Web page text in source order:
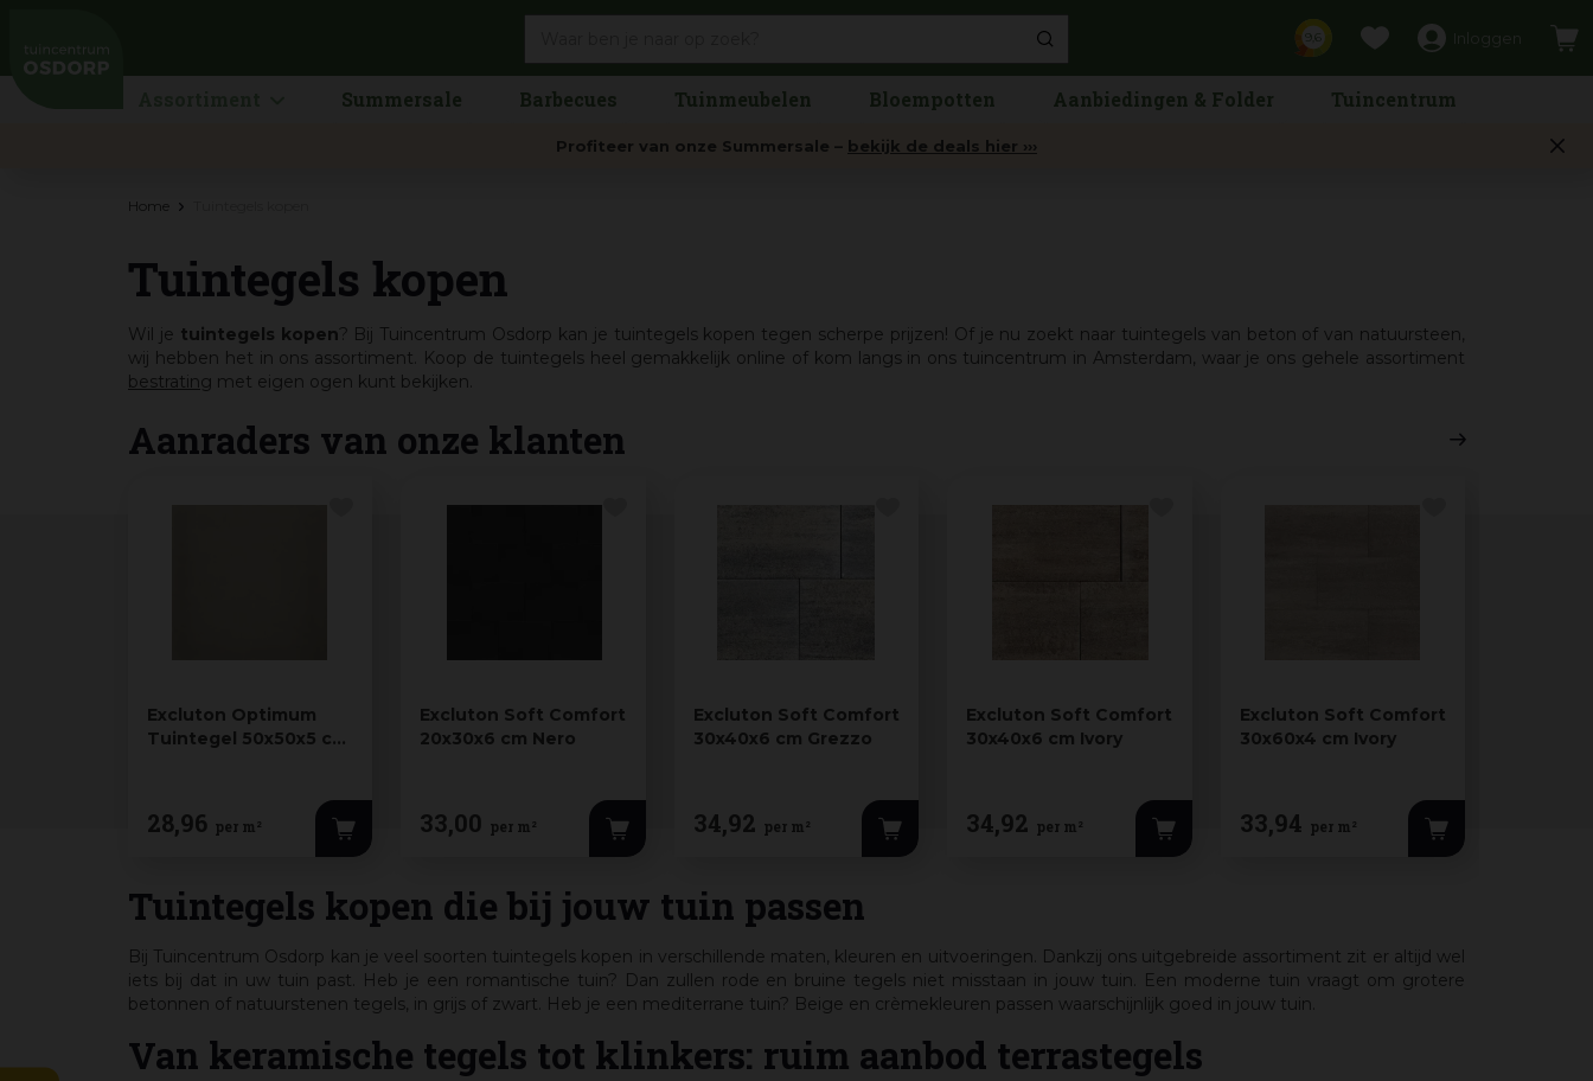
Home
Summersale Barbecues Tuinmeubelen Bloempotten Aanbiedingen & Folder Tuincentrum
Profiteer van onze Summersale – bekijk de deals hier ›››
Tuintegels kopen
Wil je tuintegels kopen? Bij Tuincentrum Osdorp kan je tuintegels kopen tegen scherpe prijzen! Of je nu zoekt naar tuintegels van beton of van natuursteen,
wij hebben het in ons assortiment. Koop de tuintegels heel gemakkelijk online of kom langs in ons tuincentrum in Amsterdam, waar je ons gehele assortiment
bestrating met eigen ogen kunt bekijken.
Aanraders van onze klanten
Excluton Optimum
Tuintegel 50x50x5 cm
28,96 per m²
Excluton Soft Comfort
20x30x6 cm Nero
33,00 per m²
Excluton Soft Comfort
30x40x6 cm Grezzo
34,92 per m²
Excluton Soft Comfort
30x40x6 cm Ivory
34,92 per m²
Excluton Soft Comfort
30x60x4 cm Ivory
33,94 per m²
Tuintegels kopen die bij jouw tuin passen
Bij Tuincentrum Osdorp kan je veel soorten tuintegels kopen in verschillende maten, kleuren en uitvoeringen. Dankzij ons uitgebreide assortiment zit er altijd wel
iets bij dat in uw tuin past. Heb je een romantische tuin? Dan zullen rode en bruine tegels niet misstaan in jouw tuin. Een moderne tuin vraagt om grotere
betonnen of natuurstenen tegels, in grijs of zwart. Heb je een mediterrane tuin? Beige en crèmekleuren passen waarschijnlijk goed in jouw tuin.
Van keramische tegels tot klinkers: ruim aanbod terrastegels